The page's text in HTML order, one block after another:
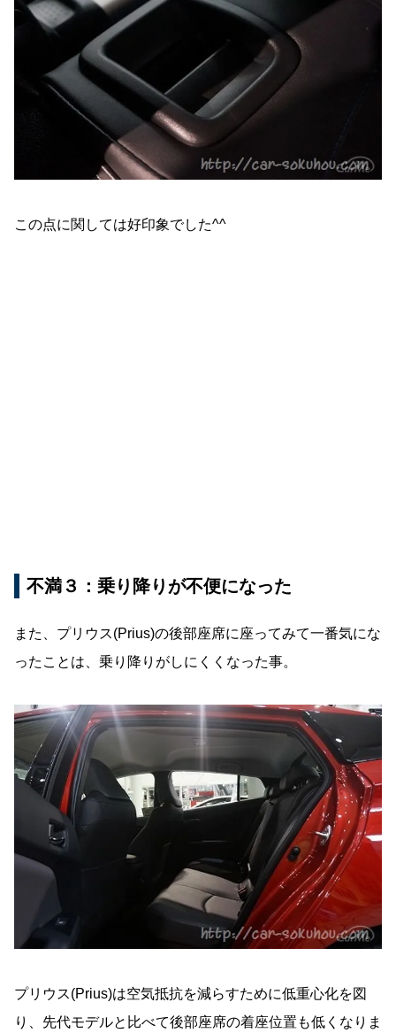
この点に関しては好印象でした^^
不満３：乗り降りが不便になった
また、プリウス(Prius)の後部座席に座ってみて一番気にな
ったことは、乗り降りがしにくくなった事。
プリウス(Prius)は空気抵抗を減らすために低重心化を図
り、先代モデルと比べて後部座席の着座位置も低くなりま